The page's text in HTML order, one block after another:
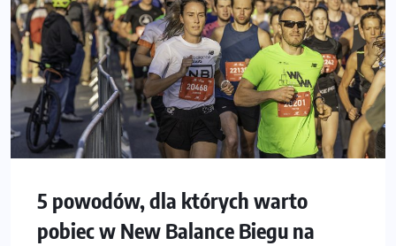
5 powodów, dla których warto
pobiec w New Balance Biegu na